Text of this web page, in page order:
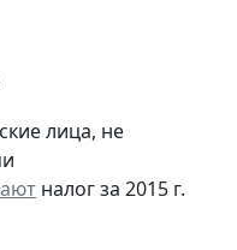
лица, не
налог за 2015 г.